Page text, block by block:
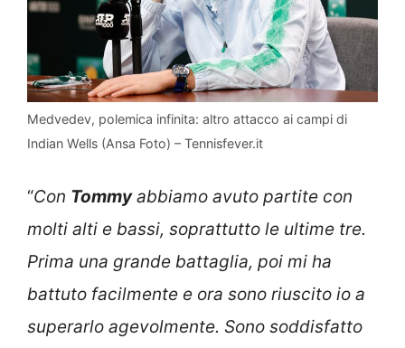
Medvedev, polemica infinita: altro attacco ai campi di
Indian Wells (Ansa Foto) – Tennisfever.it
“Con Tommyabbiamo avuto partite con
molti alti e bassi, soprattutto le ultime tre.
Prima una grande battaglia, poi mi ha
battuto facilmente e ora sono riuscito io a
superarlo agevolmente. Sono soddisfatto